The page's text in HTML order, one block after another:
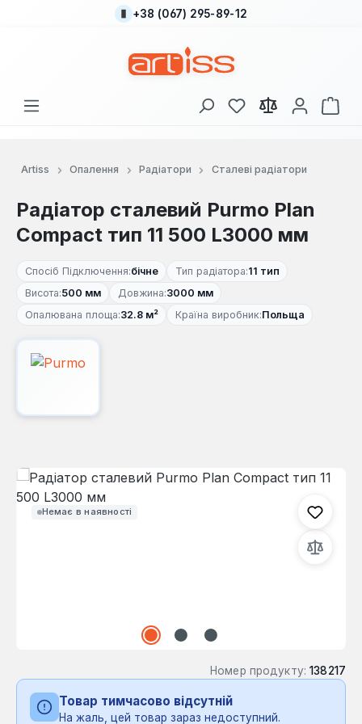
Перейти до основного вмісту
+38 (067) 295-89-12
У вас є 0 у списку
Artiss Опалення Радіатори Сталеві радіатори
Радіатор сталевий Purmo Plan
Compact тип 11 500 L3000 мм
Спосіб Підключення:бічне Тип радіатора:11 тип
Висота:500 мм Довжина:3000 мм
Опалювана площа:32.8 м² Країна виробник:Польща
Немає в наявності
Пропустити галерею зображень
Номер продукту: 138217
Товар тимчасово відсутній
На жаль, цей товар зараз недоступний.